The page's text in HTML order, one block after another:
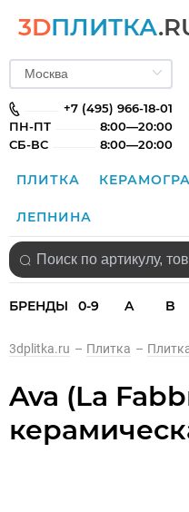
3DПЛИТКА
+7 (495) 966-18-01
ПН-ПТ
8:00—20:00
СБ-ВС
8:00—20:00
ПЛИТКА
ЛЕПНИНА
БРЕНДЫ 0-9 A B
3dplitka.ru – Плитка –
Ava (La